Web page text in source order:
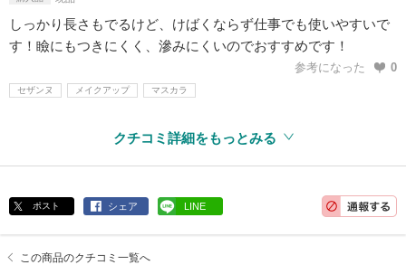
しっかり長さもでるけど、けばくならず仕事でも使いやすいで
す！瞼にもつきにくく、滲みにくいのでおすすめです！
参考になった 0
セザンヌ メイクアップ マスカラ
クチコミ詳細をもっとみる
ポスト シェア LINE
この商品のクチコミ一覧へ